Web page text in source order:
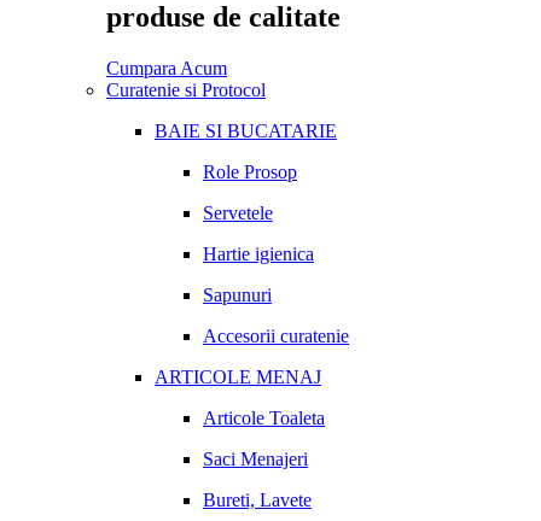
produse de calitate
Cumpara Acum
Curatenie si Protocol
BAIE SI BUCATARIE
Role Prosop
Servetele
Hartie igienica
Sapunuri
Accesorii curatenie
ARTICOLE MENAJ
Articole Toaleta
Saci Menajeri
Bureti, Lavete